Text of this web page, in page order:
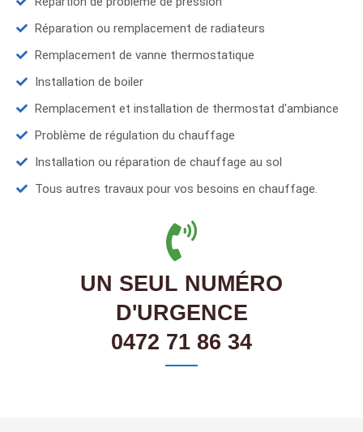
Réparation ou remplacement de radiateurs
Remplacement de vanne thermostatique
Installation de boiler
Remplacement et installation de thermostat d'ambiance
Problème de régulation du chauffage
Installation ou réparation de chauffage au sol
Tous autres travaux pour vos besoins en chauffage.
UN SEUL NUMÉRO
D'URGENCE
0472 71 86 34